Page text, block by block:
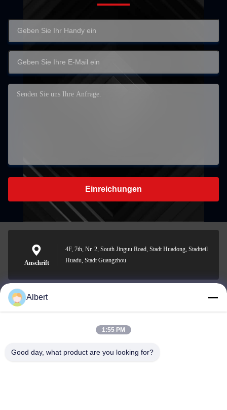
Einreichungen
Anschrift
4F, 7th, Nr. 2, South Jinguu Road, Stadt Huadong, Stadtteil
Huadu, Stadt Guangzhou
james@yimiautoparts.com
Albert
1:55 PM
Good day, what product are you looking for?